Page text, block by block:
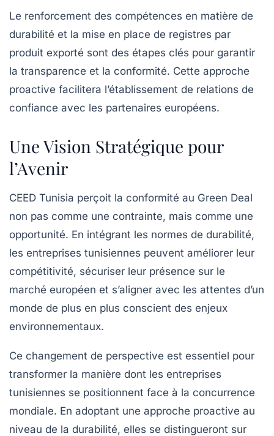
Le renforcement des compétences en matière de
durabilité et la mise en place de registres par
produit exporté sont des étapes clés pour garantir
la transparence et la conformité. Cette approche
proactive facilitera l’établissement de relations de
confiance avec les partenaires européens.
Une Vision Stratégique pour
l’Avenir
CEED Tunisia perçoit la conformité au Green Deal
non pas comme une contrainte, mais comme une
opportunité. En intégrant les normes de durabilité,
les entreprises tunisiennes peuvent améliorer leur
compétitivité, sécuriser leur présence sur le
marché européen et s’aligner avec les attentes d’un
monde de plus en plus conscient des enjeux
environnementaux.
Ce changement de perspective est essentiel pour
transformer la manière dont les entreprises
tunisiennes se positionnent face à la concurrence
mondiale. En adoptant une approche proactive au
niveau de la durabilité, elles se distingueront sur